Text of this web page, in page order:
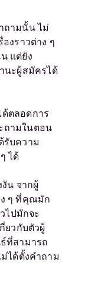
ถามนั้น ไม่
งราวต่าง ๆ
แต่ยัง
นะผู้สมัครได้
ตลอดการ
ถามในตอน
รับความ
ได้
น จากผู้
ๆ ที่คุณมัก
ไปมักจะ
ยวกับตัวผู้
ที่สามารถ
ได้ตั้งคำถาม